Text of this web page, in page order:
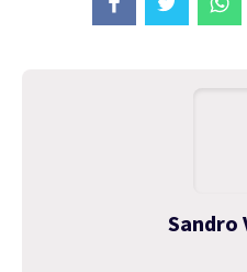
Sandro